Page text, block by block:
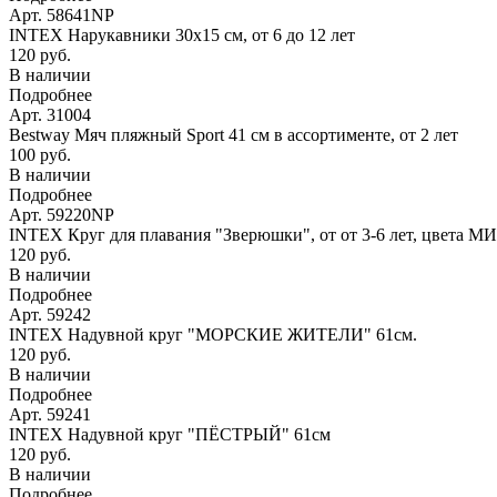
Арт. 58641NP
INTEX Нарукавники 30х15 см, от 6 до 12 лет
120 руб.
В наличии
Подробнее
Арт. 31004
Bestway Мяч пляжный Sport 41 см в ассортименте, от 2 лет
100 руб.
В наличии
Подробнее
Арт. 59220NP
INTEX Круг для плавания "Зверюшки", от от 3-6 лет, цвета
120 руб.
В наличии
Подробнее
Арт. 59242
INTEX Надувной круг "МОРСКИЕ ЖИТЕЛИ" 61см.
120 руб.
В наличии
Подробнее
Арт. 59241
INTEX Надувной круг "ПЁСТРЫЙ" 61см
120 руб.
В наличии